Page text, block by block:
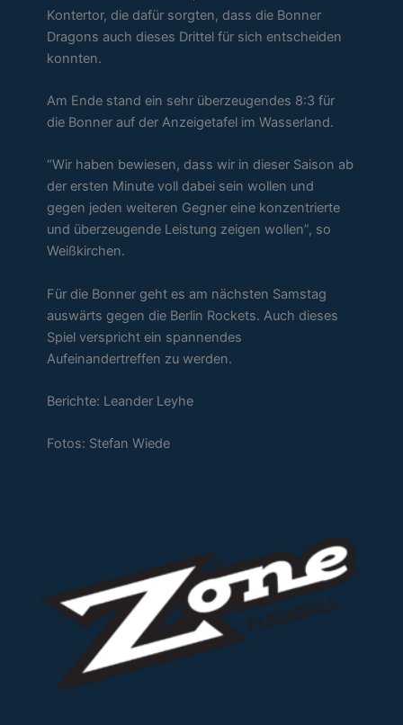
Kontertor, die dafür sorgten, dass die Bonner
Dragons auch dieses Drittel für sich entscheiden
konnten.
Am Ende stand ein sehr überzeugendes 8:3 für
die Bonner auf der Anzeigetafel im Wasserland.
“Wir haben bewiesen, dass wir in dieser Saison ab
der ersten Minute voll dabei sein wollen und
gegen jeden weiteren Gegner eine konzentrierte
und überzeugende Leistung zeigen wollen”, so
Weißkirchen.
Für die Bonner geht es am nächsten Samstag
auswärts gegen die Berlin Rockets. Auch dieses
Spiel verspricht ein spannendes
Aufeinandertreffen zu werden.
Berichte: Leander Leyhe
Fotos: Stefan Wiede